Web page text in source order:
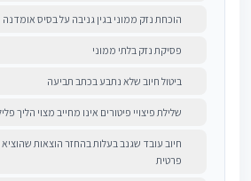
הוכחת נזק ממוני בגין גניבה על בסיס אומדנה
פסיקת נזק בלתי ממוני
ביטול חיוב שלא נתבע בכתב תביעה
שלילת פיצויי פיטורים אינו מחייב מצוי הליך
חיוב עובד שגנב בעלות בהחזר הוצאות
פרטית